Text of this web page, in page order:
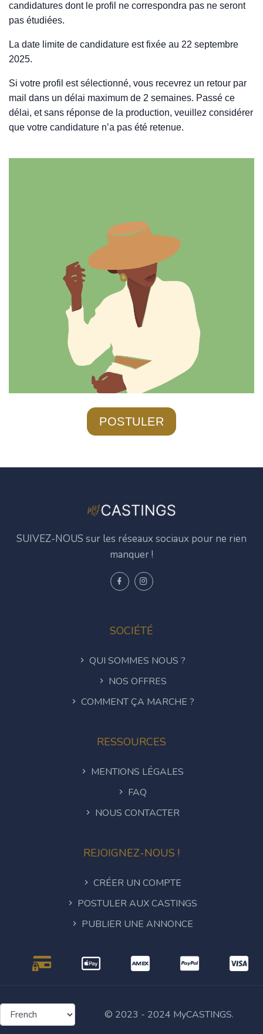
candidatures dont le profil ne correspondra pas ne seront
pas étudiées.
La date limite de candidature est fixée au 22 septembre
2025.
Si votre profil est sélectionné, vous recevrez un retour par
mail dans un délai maximum de 2 semaines. Passé ce
délai, et sans réponse de la production, veuillez considérer
que votre candidature n’a pas été retenue.
POSTULER
SUIVEZ-NOUS sur les réseaux sociaux pour ne rien
manquer !
SOCIÉTÉ
QUI SOMMES NOUS ?
NOS OFFRES
COMMENT ÇA MARCHE ?
RESSOURCES
MENTIONS LÉGALES
FAQ
NOUS CONTACTER
REJOIGNEZ-NOUS !
CRÉER UN COMPTE
POSTULER AUX CASTINGS
PUBLIER UNE ANNONCE
© 2023 - 2024 MyCASTINGS.